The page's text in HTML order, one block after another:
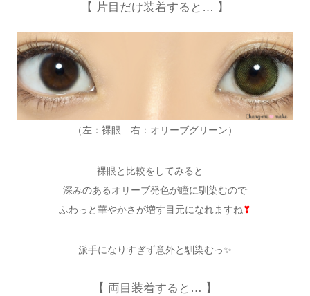
【 片目だけ装着すると… 】
（左：裸眼 右：オリーブグリーン）
裸眼と比較をしてみると…
深みのあるオリーブ発色が瞳に馴染むので
ふわっと華やかさが増す目元になれますね❣
派手になりすぎず意外と馴染むっ✨
【 両目装着すると… 】